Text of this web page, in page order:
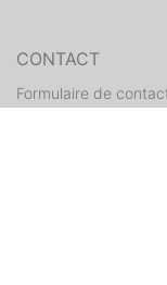
CONTACT
Formulaire de